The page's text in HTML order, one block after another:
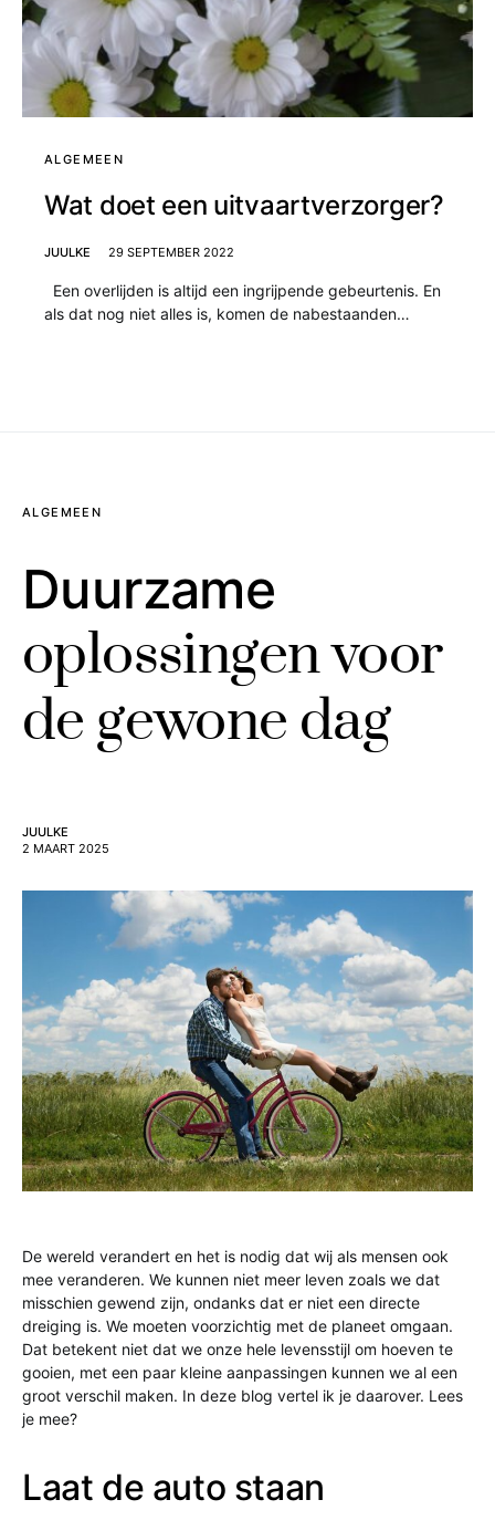
ALGEMEEN
Wat doet een uitvaartverzorger?
JUULKE 29 SEPTEMBER 2022
Een overlijden is altijd een ingrijpende gebeurtenis. En
als dat nog niet alles is, komen de nabestaanden…
ALGEMEEN
Duurzame
oplossingen voor
de gewone dag
JUULKE
2 MAART 2025
De wereld verandert en het is nodig dat wij als mensen ook
mee veranderen. We kunnen niet meer leven zoals we dat
misschien gewend zijn, ondanks dat er niet een directe
dreiging is. We moeten voorzichtig met de planeet omgaan.
Dat betekent niet dat we onze hele levensstijl om hoeven te
gooien, met een paar kleine aanpassingen kunnen we al een
groot verschil maken. In deze blog vertel ik je daarover. Lees
je mee?
Laat de auto staan